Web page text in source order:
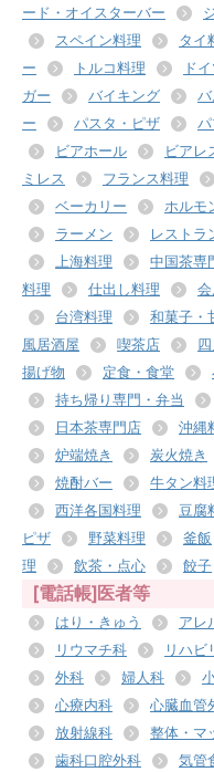
ード・オイスターバー
スペイン料理
タイ
ー
トルコ料理 ド
ガー
バイキング
ー
パスタ・ピザ
ビアホール
ビアレ
ミレス
フランス料理
ベーカリー
ホルモ
ラーメン
レストラ
上海料理
中国茶専
料理
仕出し料理
台湾料理
和菓子・
風居酒屋
喫茶店
揚げ物
定食・食堂
持ち帰り専門・弁当
日本茶専門店
沖縄
炉端焼き
炭火焼き
焼酎バー
牛タン料
西洋各国料理
豆腐
ピザ
野菜料理 釜飯
理
飲茶・点心 餃子
[電話帳]医者等
はり・きゅう アレ
リウマチ科
リハビ
外科
婦人科
心療内科
心臓血管
放射線科
整体・マ
歯科口腔外科
気管